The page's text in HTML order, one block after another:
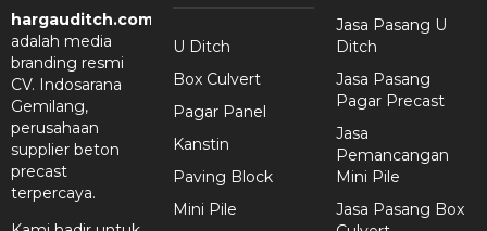
hargauditch.com
adalah media
branding resmi
CV. Indosarana
Gemilang,
perusahaan
supplier beton
precast
terpercaya.
U Ditch
Box Culvert
Pagar Panel
Kanstin
Paving Block
Mini Pile
Jasa Pasang U
Ditch
Jasa Pasang
Pagar Precast
Jasa
Pemancangan
Mini Pile
Jasa Pasang Box